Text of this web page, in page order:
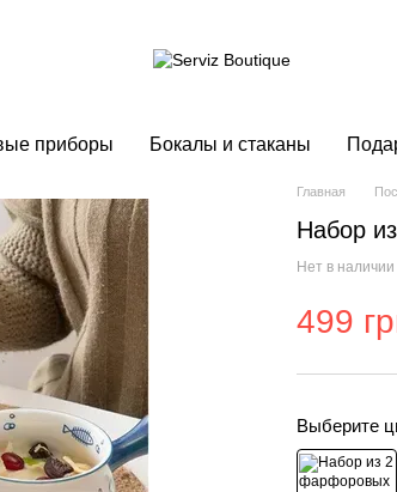
приборы Бокалы и стаканы
Главная
Набор
Нет в наличии
499
Выберите